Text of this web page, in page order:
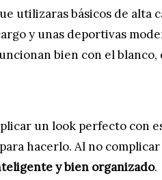
utilizaras básicos de alta
y unas deportivas
bien con el blanco,
un look perfecto con
hacerlo. Al no
y bien organizado.